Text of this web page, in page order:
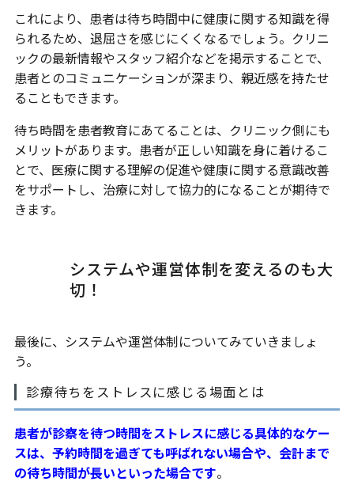
これにより、患者は待ち時間中に健康に関する知識を得
られるため、退屈さを感じにくくなるでしょう。クリニ
ックの最新情報やスタッフ紹介などを掲示することで、
患者とのコミュニケーションが深まり、親近感を持たせ
ることもできます。
待ち時間を患者教育にあてることは、クリニック側にも
メリットがあります。患者が正しい知識を身に着けるこ
とで、医療に関する理解の促進や健康に関する意識改善
をサポートし、治療に対して協力的になることが期待で
きます。
システムや運営体制を変えるのも大
切！
最後に、システムや運営体制についてみていきましょ
う。
診療待ちをストレスに感じる場面とは
患者が診察を待つ時間をストレスに感じる具体的なケー
スは、予約時間を過ぎても呼ばれない場合や、会計まで
の待ち時間が長いといった場合です。